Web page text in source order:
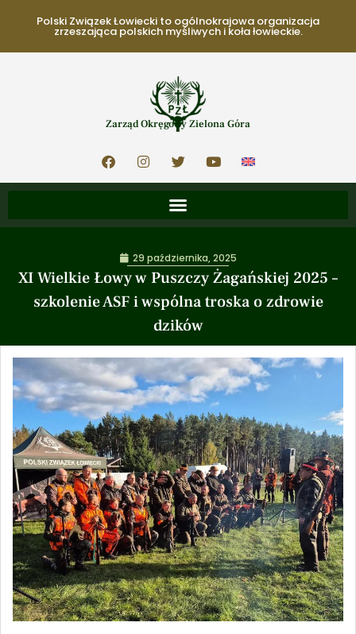
Polski Związek Łowiecki to ogólnokrajowa organizacja
zrzeszająca polskich myśliwych i koła łowieckie.
Zarząd Okręgowy Zielona Góra
XI Wielkie Łowy w Puszczy Żagańskiej 2025 –
szkolenie ASF i wspólna troska o zdrowie
dzików
29 października, 2025